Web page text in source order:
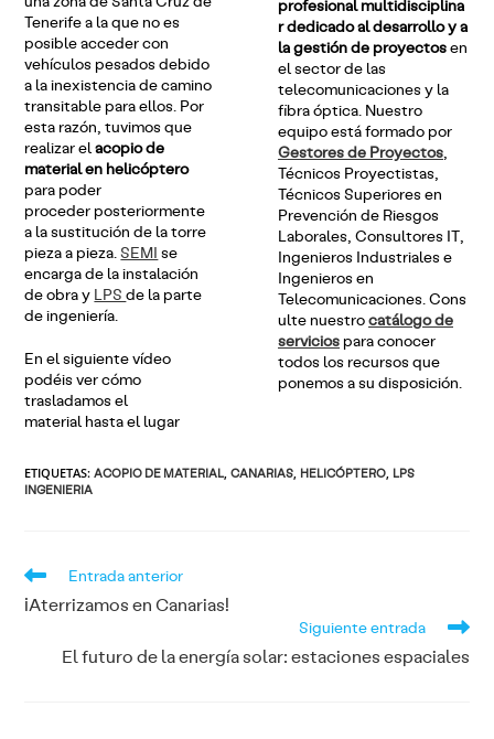
Tenerife a la que no es
posible acceder con
vehículos pesados debido
a la inexistencia de camino
transitable para ellos. Por
esta razón, tuvimos que
realizar elacopio de
material en helicóptero
para poder
proceder posteriormente
a la sustitución de la torre
pieza a pieza.SEMI se
encarga de la instalación
de obra y LPSde la parte
de ingeniería.
En el siguiente vídeo
podéis ver cómo
trasladamos el
material hasta el lugar
profesional multidisciplina
r dedicado al desarrollo y a
la gestión de proyectosen
el sector de las
telecomunicaciones y la
fibra óptica. Nuestro
equipo está formado por
Gestores de Proyectos,
Técnicos Proyectistas,
Técnicos Superiores en
Prevención de Riesgos
Laborales, Consultores IT,
Ingenieros Industriales e
Ingenieros en
Telecomunicaciones. Cons
ulte nuestrocatálogo de
servicios para conocer
todos los recursos que
ponemos a su disposición.
ETIQUETAS:ACOPIO DE MATERIAL, CANARIAS, HELICÓPTERO, LPS
INGENIERIA
Leer
más
artículos
Entrada anterior
¡Aterrizamos en Canarias!
Siguiente entrada
El futuro de la energía solar: estaciones espaciales